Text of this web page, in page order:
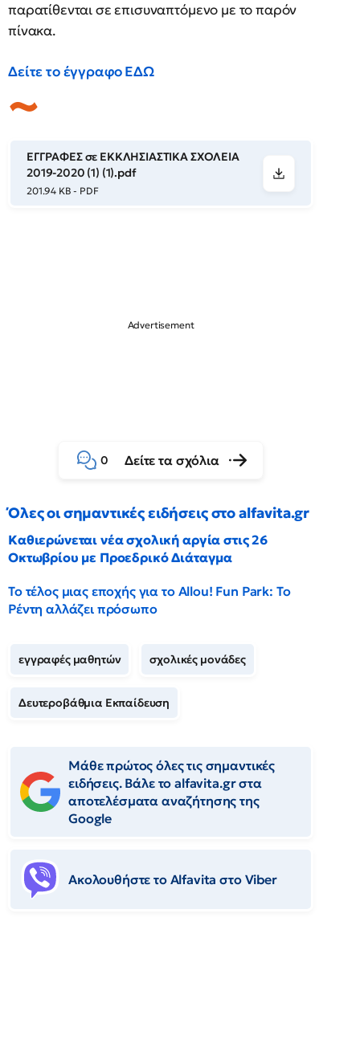
παρατίθενται σε επισυναπτόμενο με το παρόν
πίνακα.
Δείτε το έγγραφο ΕΔΩ
ΕΓΓΡΑΦΕΣ σε ΕΚΚΛΗΣΙΑΣΤΙΚΑ ΣΧΟΛΕΙΑ
2019-2020 (1) (1).pdf
201.94 KB - PDF
0 Δείτε τα σχόλια
Όλες οι σημαντικές ειδήσεις στο alfavita.gr
Καθιερώνεται νέα σχολική αργία στις 26
Οκτωβρίου με Προεδρικό Διάταγμα
Το τέλος μιας εποχής για το Allou! Fun Park: Το
Ρέντη αλλάζει πρόσωπο
εγγραφές μαθητών σχολικές μονάδες
Δευτεροβάθμια Εκπαίδευση
Μάθε πρώτος όλες τις σημαντικές
ειδήσεις. Βάλε το alfavita.gr στα
αποτελέσματα αναζήτησης της
Google
Ακολουθήστε το Αlfavita στο Viber